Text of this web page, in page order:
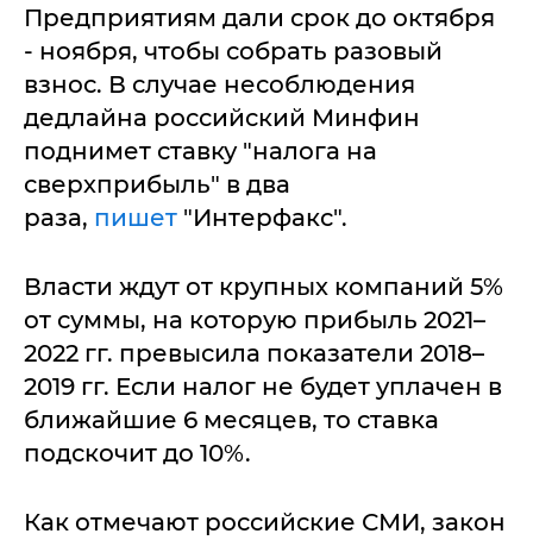
Предприятиям дали срок до октября
- ноября, чтобы собрать разовый
взнос. В случае несоблюдения
дедлайна российский Минфин
поднимет ставку "налога на
сверхприбыль" в два
раза, пишет "Интерфакс".
Власти ждут от крупных компаний 5%
от суммы, на которую прибыль 2021–
2022 гг. превысила показатели 2018–
2019 гг. Если налог не будет уплачен в
ближайшие 6 месяцев, то ставка
подскочит до 10%.
Как отмечают российские СМИ, закон